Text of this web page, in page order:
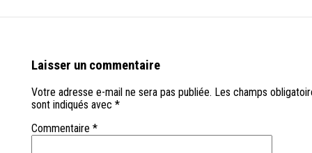
Laisser un commentaire
Votre adresse e-mail ne sera pas publiée. Les champs
sont indiqués avec *
Commentaire *